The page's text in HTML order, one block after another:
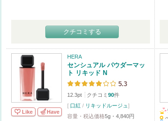
クチコミする
Like Have
HERA
センシュアル パウダーマッ
ト リキッド N
5.3
12.3pt クチコミ 90件
[ 口紅 / リキッドルージュ ]
容量・税込価格5g・4,840円